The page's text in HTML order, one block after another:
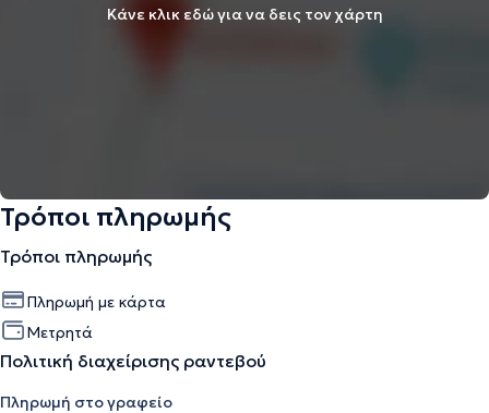
Κάνε κλικ εδώ για να δεις τον χάρτη
Τρόποι πληρωμής
Τρόποι πληρωμής
Πληρωμή με κάρτα
Μετρητά
Πολιτική διαχείρισης ραντεβού
Πληρωμή στο γραφείο